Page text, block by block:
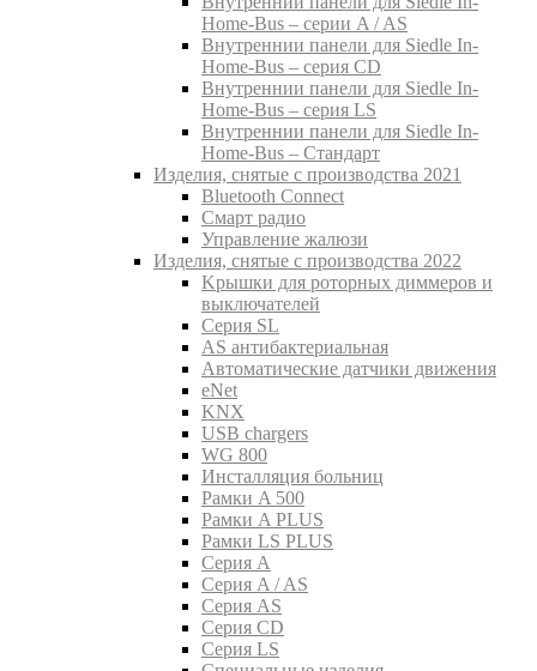
Home-Bus – серии A / AS
Внутреннии панели для Siedle In-
Home-Bus – серия CD
Внутреннии панели для Siedle In-
Home-Bus – серия LS
Внутреннии панели для Siedle In-
Home-Bus – Стандарт
Изделия, снятые с производства 2021
Bluetooth Connect
Смарт радио
Управление жалюзи
Изделия, снятые с производства 2022
Kрышки для роторных диммеров и
выключателей
Серия SL
AS антибактериальная
Aвтоматические датчики движения
eNet
KNX
USB chargers
WG 800
Инсталляция больниц
Рамки A 500
Рамки A PLUS
Рамки LS PLUS
Серия A
Серия A / AS
Серия AS
Серия CD
Серия LS